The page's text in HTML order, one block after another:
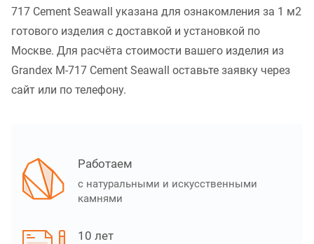
717 Cement Seawall указана для ознакомления за 1 м2
готового изделия с доставкой и установкой по
Москве. Для расчёта стоимости вашего изделия из
Grandex M-717 Cement Seawall оставьте заявку через
сайт или по телефону.
Работаем
с натуральными и искусственными
камнями
10 лет